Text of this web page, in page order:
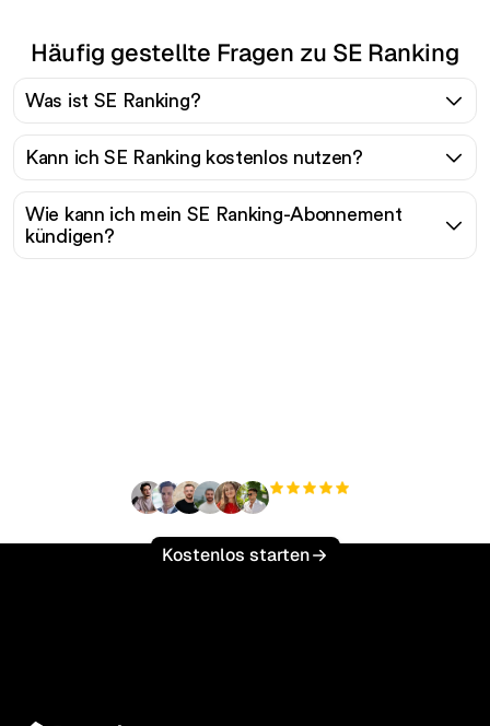
Häufig gestellte Fragen zu SE Ranking
Was ist SE Ranking?
Kann ich SE Ranking kostenlos nutzen?
Wie kann ich mein SE Ranking-Abonnement
kündigen?
Kostenlos starten